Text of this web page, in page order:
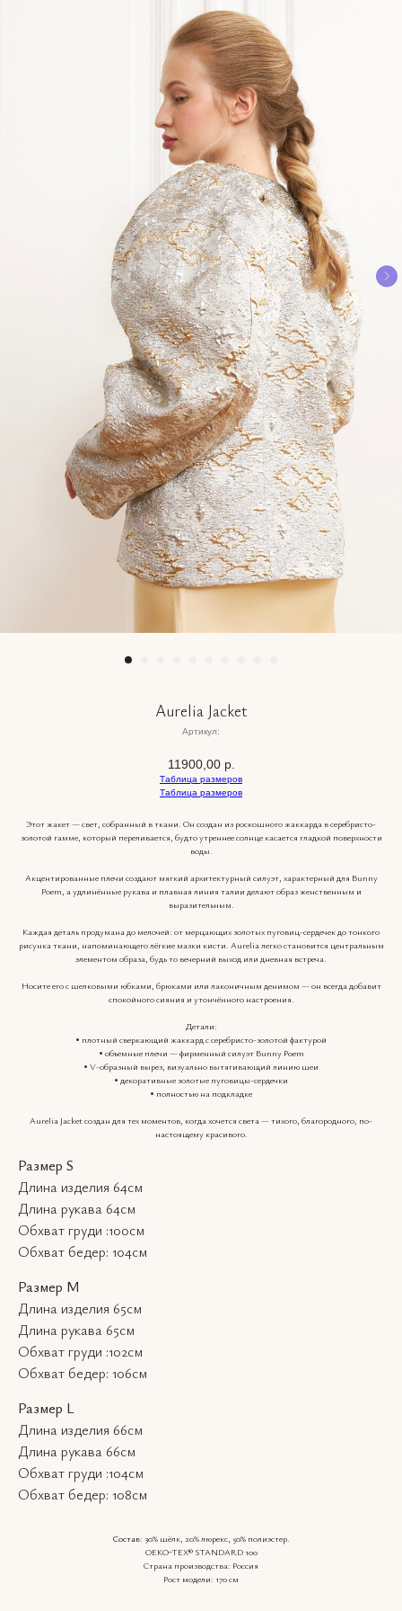
Aurelia Jacket
Артикул:
11900,00 р.
Таблица размеров
Таблица размеров
Этот жакет — свет, собранный в ткани. Он создан из роскошного жаккарда в серебристо-
золотой гамме, который переливается, будто утреннее солнце касается гладкой поверхности
воды.
Акцентированные плечи создают мягкий архитектурный силуэт, характерный для Bunny
Poem, а удлинённые рукава и плавная линия талии делают образ женственным и
выразительным.
Каждая деталь продумана до мелочей: от мерцающих золотых пуговиц-сердечек до тонкого
рисунка ткани, напоминающего лёгкие мазки кисти. Aurelia легко становится центральным
элементом образа, будь то вечерний выход или дневная встреча.
Носите его с шелковыми юбками, брюками или лаконичным денимом — он всегда добавит
спокойного сияния и утончённого настроения.
Детали:
• плотный сверкающий жаккард с серебристо-золотой фактурой
• объемные плечи — фирменный силуэт Bunny Poem
• V-образный вырез, визуально вытягивающий линию шеи
• декоративные золотые пуговицы-сердечки
• полностью на подкладке
Aurelia Jacket создан для тех моментов, когда хочется света — тихого, благородного, по-
настоящему красивого.
Размер S
Длина изделия 64см
Длина рукава 64см
Обхват груди :100см
Обхват бедер: 104см
Размер M
Длина изделия 65см
Длина рукава 65см
Обхват груди :102см
Обхват бедер: 106см
Размер L
Длина изделия 66см
Длина рукава 66см
Обхват груди :104см
Обхват бедер: 108см
Состав: 30% шёлк, 20% люрекс, 50% полиэстер.
OEKO-TEX® STANDARD 100
Страна производства: Россия
Рост модели: 170 см
КАТАЛОГ
WHATSAPP